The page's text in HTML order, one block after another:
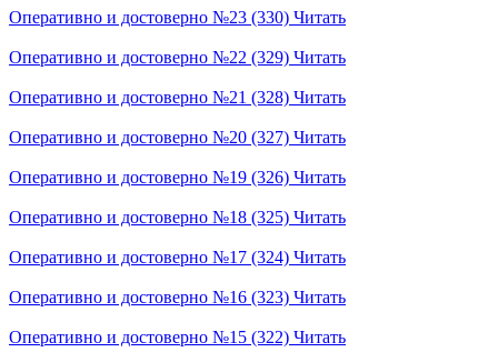
Оперативно и достоверно №23 (330) Читать
Оперативно и достоверно №22 (329) Читать
Оперативно и достоверно №21 (328) Читать
Оперативно и достоверно №20 (327) Читать
Оперативно и достоверно №19 (326) Читать
Оперативно и достоверно №18 (325) Читать
Оперативно и достоверно №17 (324) Читать
Оперативно и достоверно №16 (323) Читать
Оперативно и достоверно №15 (322) Читать